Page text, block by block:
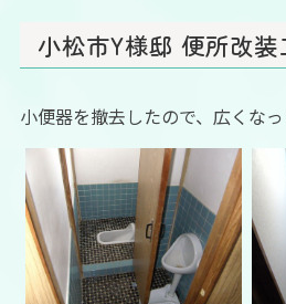
小松市Y様邸 便所改
小便器を撤去したので、広くなっ